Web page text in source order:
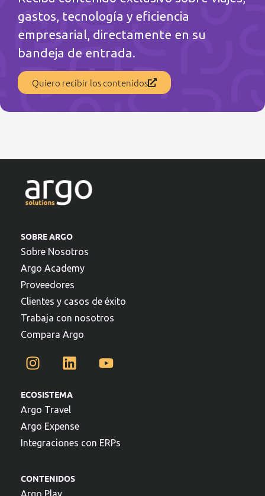
gastos, tecnología y eficiencia
empresarial, directamente en su
bandeja de entrada.
Quiero recibir los contenidos
SOBRE ARGO
Sobre Nosotros
Argo Academy
Proveedores
Clientes y casos de éxito
Trabaja con nosotros
Compara Argo
ECOSISTEMA
Argo Travel
Argo Expense
Integraciones con ERPs
CONTENIDOS
Argo Play